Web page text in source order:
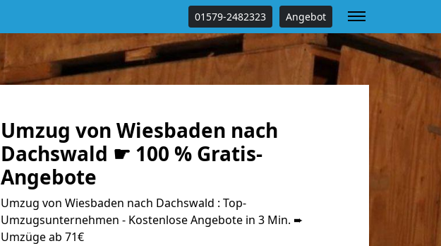
01579-2482323 Angebot
Umzug von Wiesbaden nach
Dachswald ☛ 100 % Gratis-
Angebote
Umzug von Wiesbaden nach Dachswald : Top-
Umzugsunternehmen - Kostenlose Angebote in 3 Min. ➨
Umzüge ab 71€